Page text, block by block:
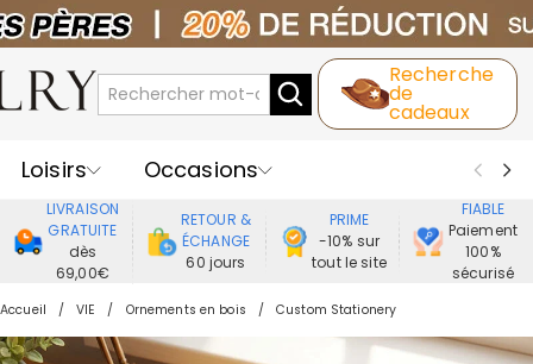
Recherche
de
cadeaux
Loisirs
Occasions
Destinataires
Meilleure Ventes
Nouveaux
Vêtement
LIVRAISON
GRATUITE
dès
69,00€
RETOUR &
ÉCHANGE
60 jours
PRIME
-10% sur
tout le site
FIABLE
Paiement
100%
sécurisé
Accueil VIE Ornements en bois Custom Stationery